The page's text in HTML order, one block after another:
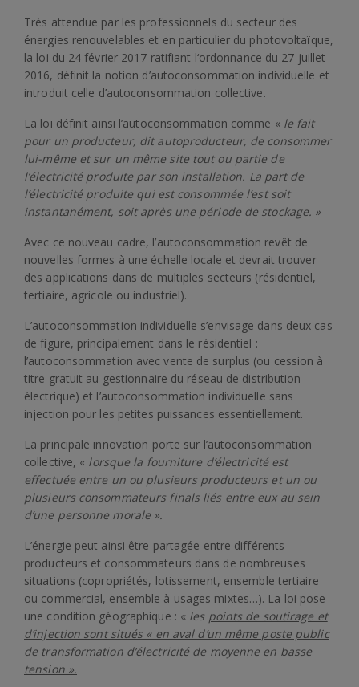
Très attendue par les professionnels du secteur des
énergies renouvelables et en particulier du photovoltaïque,
la loi du 24 février 2017 ratifiant l‘ordonnance du 27 juillet
2016, définit la notion d’autoconsommation individuelle et
introduit celle d’autoconsommation collective.
La loi définit ainsi l’autoconsommation comme « le fait
pour un producteur, dit autoproducteur, de consommer
lui-même et sur un même site tout ou partie de
l’électricité produite par son installation. La part de
l’électricité produite qui est consommée l’est soit
instantanément, soit après une période de stockage. »
Avec ce nouveau cadre, l’autoconsommation revêt de
nouvelles formes à une échelle locale et devrait trouver
des applications dans de multiples secteurs (résidentiel,
tertiaire, agricole ou industriel).
L’autoconsommation individuelle s’envisage dans deux cas
de figure, principalement dans le résidentiel :
l’autoconsommation avec vente de surplus (ou cession à
titre gratuit au gestionnaire du réseau de distribution
électrique) et l’autoconsommation individuelle sans
injection pour les petites puissances essentiellement.
La principale innovation porte sur l’autoconsommation
collective, « lorsque la fourniture d’électricité est
effectuée entre un ou plusieurs producteurs et un ou
plusieurs consommateurs finals liés entre eux au sein
d’une personne morale ».
L’énergie peut ainsi être partagée entre différents
producteurs et consommateurs dans de nombreuses
situations (copropriétés, lotissement, ensemble tertiaire
ou commercial, ensemble à usages mixtes…). La loi pose
une condition géographique : « les points de soutirage et
d’injection sont situés « en aval d’un même poste public
de transformation d’électricité de moyenne en basse
tension ».